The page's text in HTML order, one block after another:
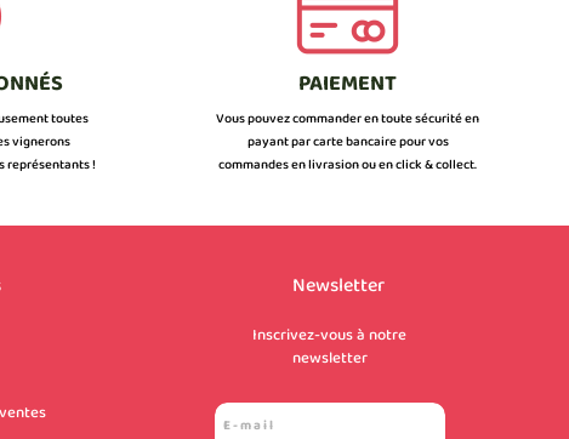
toutes
vignerons
représentants !
PAIEMENT
Vous pouvez commander en toute sécurité en
payant par carte bancaire pour vos
commandes en livrasion ou en click & collect.
Newsletter
Inscrivez-vous à notre
newsletter